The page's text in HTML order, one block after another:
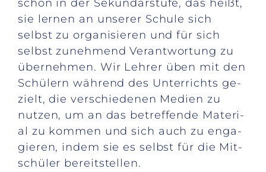
schon in der Se­kun­dar­stu­fe, das heißt,
sie ler­nen an un­se­rer Schu­le sich
selbst zu or­ga­ni­sie­ren und für sich
selbst zu­neh­mend Ver­ant­wor­tung zu
über­neh­men. Wir Leh­rer üben mit den
Schü­lern wäh­rend des Un­ter­richts ge­
zielt, die ver­schie­de­nen Me­di­en zu
nut­zen, um an das be­tref­fen­de Ma­te­ri­
al zu kom­men und sich auch zu en­ga­
gie­ren, in­dem sie es selbst für die Mit­
schü­ler be­reit­stel­len.